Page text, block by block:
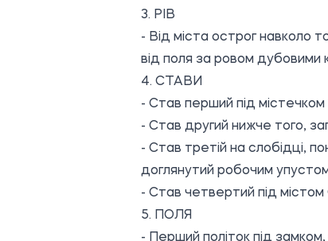
3. РІВ
- Від міста острог навколо
від поля за ровом дубовими
4. СТАВИ
- Став перший під
- Став другий нижче того,
- Став третій на слобідці,
доглянутий робочим
- Став четвертий під
5. ПОЛЯ
- Перший політок під